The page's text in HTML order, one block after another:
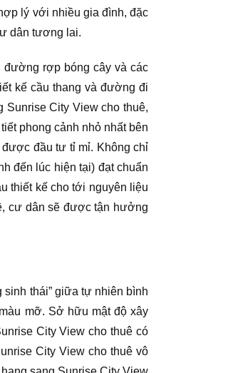
lý với nhiều gia đình, đặc
dân tương lai.
đường rợp bóng cây và các
kế cầu thang và đường đi
City View cho thuê,
phong cảnh nhỏ nhất bên
đầu tư tỉ mỉ. Không chỉ
đến lúc hiện tại) đạt chuẩn
thiết kế cho tới nguyên liệu
cư dân sẽ được tận hưởng
thái” giữa tự nhiên bình
mỡ. Sở hữu mật độ xây
City View cho thuê có
City View cho thuê vô